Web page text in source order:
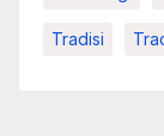
Tradisi